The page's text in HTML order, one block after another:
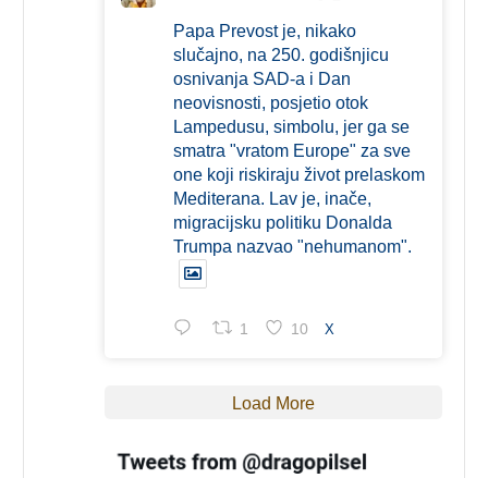
Papa Prevost je, nikako
slučajno, na 250. godišnjicu
osnivanja SAD-a i Dan
neovisnosti, posjetio otok
Lampedusu, simbolu, jer ga se
smatra "vratom Europe" za sve
one koji riskiraju život prelaskom
Mediterana. Lav je, inače,
migracijsku politiku Donalda
Trumpa nazvao "nehumanom".
1 10 X
Load More